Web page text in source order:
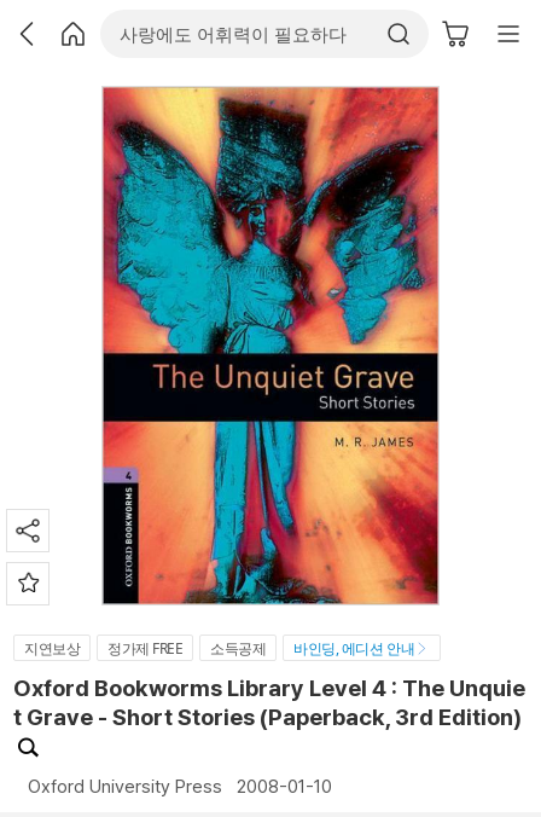
지연보상 정가제 FREE 소득공제 바인딩, 에디션 안내
Oxford Bookworms Library Level 4 : The Unquie
t Grave - Short Stories (Paperback, 3rd Edition)
Oxford University Press 2008-01-10